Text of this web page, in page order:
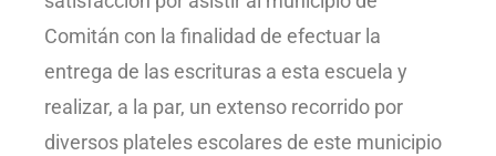
Comitán con la finalidad de efectuar la
entrega de las escrituras a esta escuela y
realizar, a la par, un extenso recorrido por
diversos plateles escolares de este municipio